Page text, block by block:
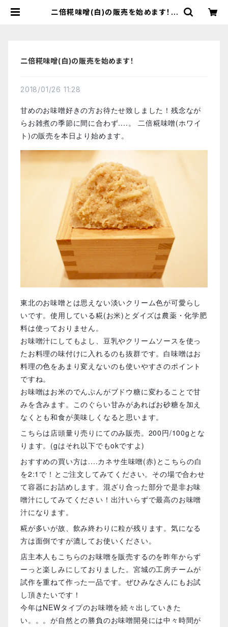
二倍糀味噌(白)の販売を始めます！ |
二倍糀味噌(白)の販売を始めます！
2018/01/26 11:28
甘めのお味噌好きの方お待たせ致しました！残念なが
らお雑煮の季節に間に合わず....。 二倍糀味噌(ホワイ
ト)の販売を本日より始めます。
東北のお味噌とは思えない淡いクリーム色が可愛らし
いです。使用している糀(お米)とダイズは農薬・化学肥
料は使っておりません。
お味噌汁にしてもよし、豆乳やクリームソースを使っ
たお料理の味付けに入れるのも抜群です。白味噌はお
料理の色をあまり変えないのも使いやすさのポイント
ですね。
お味噌はお米のでんぷんがブドウ糖に変わることで甘
みを含みます。このぐらい甘みがあればお砂糖を加え
なくとも和食が美味しくなると思います。
こちらは店頭量り売りにてのみ販売。200円/100gとな
ります。(gはそれ以下でもokですよ)
おすすめの買い方は....カネサ生味噌(赤)とこちらの白
を2:1で！とご注文してみてください。その場で合わせ
て容器にお詰めします。混ざり合った部分で是非お味
噌汁にしてみてください！出汁いらずで最高のお味噌
汁になります。
糀が多いが故、飲み終わりに粒が残ります。気になる
方は面倒ですが漉してお使いください。
店主本人もこちらのお味噌を販売するのを昨年からず
ーっと楽しみにしておりました。宮城の工房チームが
試作を重ねて作った一品です。ぜひみなさんにもお試
し頂きたいです！
今年はNEWタイプのお味噌を続々出していきた
い。。。が自然との勝負のお味噌開発には中々時間が